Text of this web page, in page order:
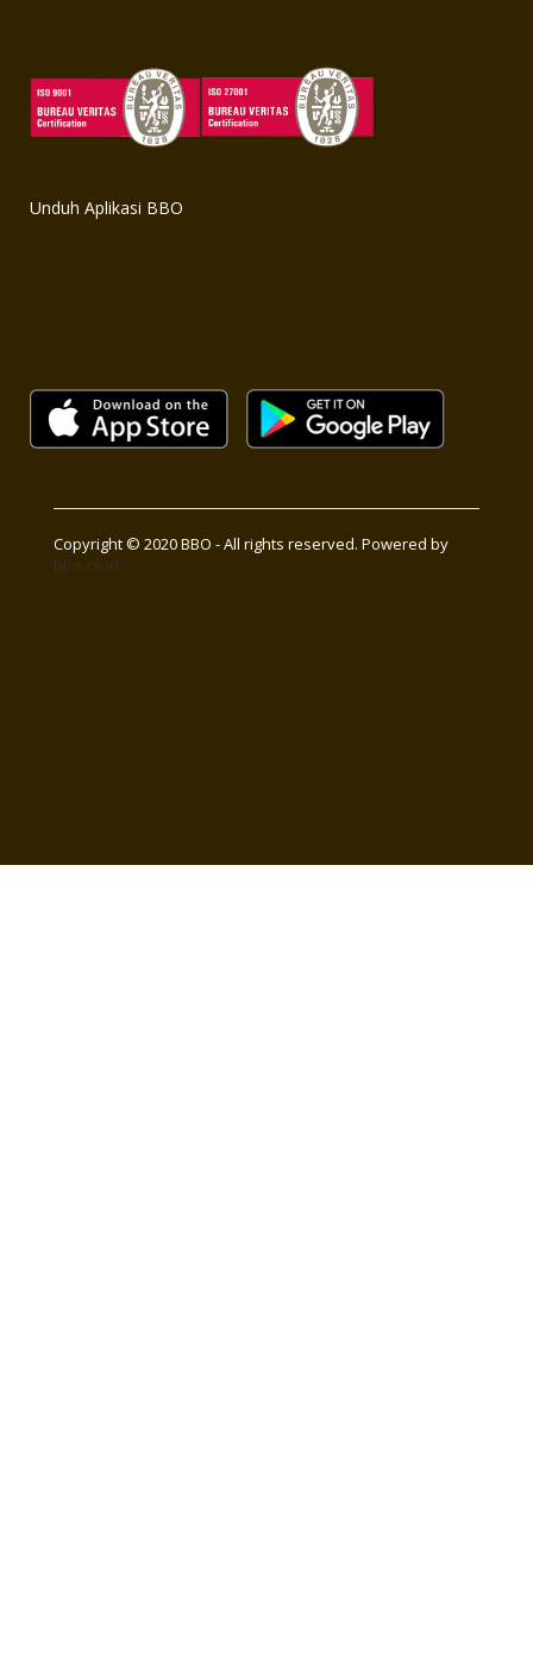
Unduh Aplikasi BBO
Copyright © 2020 BBO - All rights reserved. Powered by
bbo.co.id